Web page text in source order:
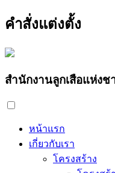
คำสั่งแต่งตั้ง
สำนักงานลูกเสือแห่งช
หน้าแรก
เกี่ยวกับเรา
โครงสร้าง